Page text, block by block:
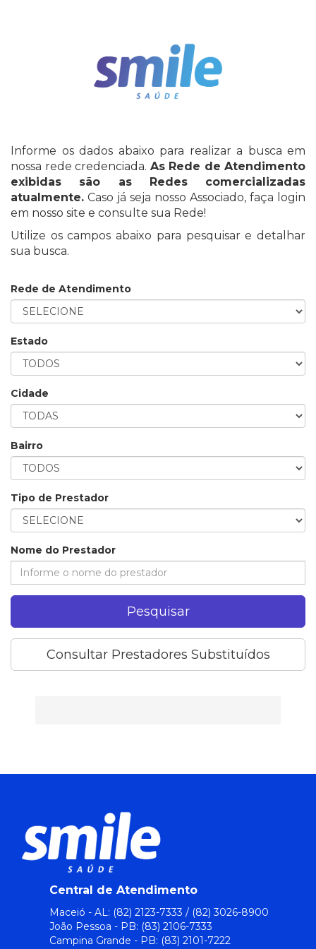
Informe os dados abaixo para realizar a busca em
nossa rede credenciada. As Rede de Atendimento
exibidas são as Redes comercializadas
atualmente. Caso já seja nosso Associado, faça login
em nosso site e consulte sua Rede!
Utilize os campos abaixo para pesquisar e detalhar
sua busca.
Rede de Atendimento
Estado
Cidade
Bairro
Tipo de Prestador
Nome do Prestador
Pesquisar
Consultar Prestadores Substituídos
Central de Atendimento
Maceió - AL: (82) 2123-7333 / (82) 3026-8900
João Pessoa - PB: (83) 2106-7333
Campina Grande - PB: (83) 2101-7222